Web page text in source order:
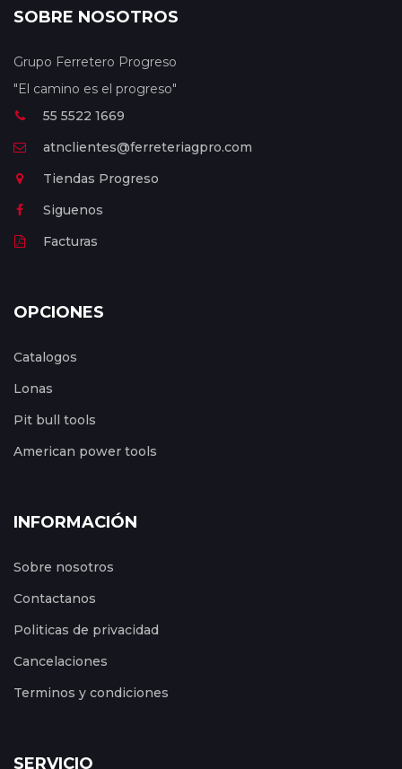
SOBRE NOSOTROS
Grupo Ferretero Progreso
"El camino es el progreso"
55 5522 1669
atnclientes@ferreteriagpro.com
Tiendas Progreso
Siguenos
Facturas
OPCIONES
Catalogos
Lonas
Pit bull tools
American power tools
INFORMACIÓN
Sobre nosotros
Contactanos
Politicas de privacidad
Cancelaciones
Terminos y condiciones
SERVICIO